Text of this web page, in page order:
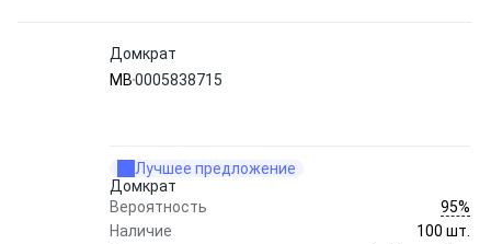
Домкрат
MB0005838715
Лучшее предложение
Домкрат
Вероятность
95%
Наличие
100 шт.